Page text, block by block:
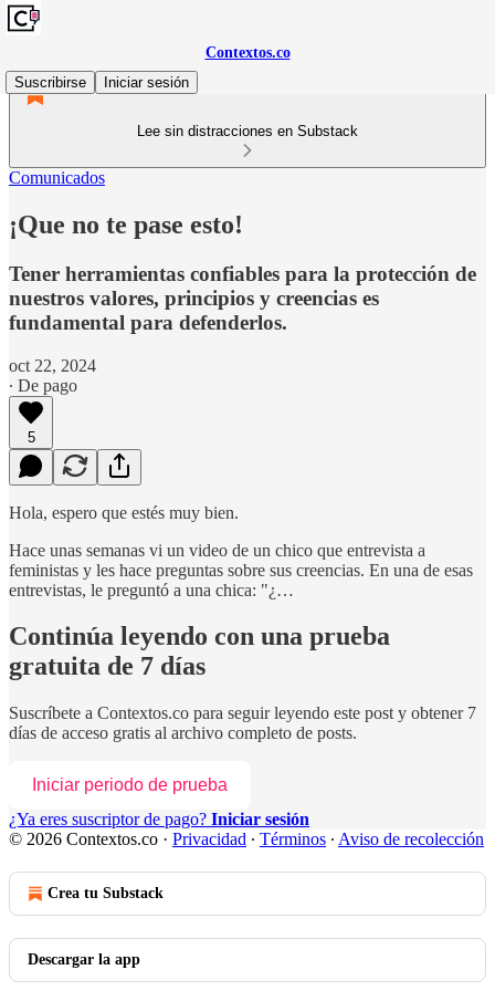
Contextos.co
Suscribirse
Iniciar sesión
Lee sin distracciones en Substack
Comunicados
¡Que no te pase esto!
Tener herramientas confiables para la protección de
nuestros valores, principios y creencias es
fundamental para defenderlos.
oct 22, 2024
∙ De pago
5
Hola, espero que estés muy bien.
Hace unas semanas vi un video de un chico que entrevista a
feministas y les hace preguntas sobre sus creencias. En una de esas
entrevistas, le preguntó a una chica: "¿…
Continúa leyendo con una prueba
gratuita de 7 días
Suscríbete a Contextos.co para seguir leyendo este post y obtener 7
días de acceso gratis al archivo completo de posts.
Iniciar periodo de prueba
¿Ya eres suscriptor de pago? Iniciar sesión
© 2026 Contextos.co · Privacidad ∙ Términos ∙ Aviso de recolección
Crea tu Substack
Descargar la app